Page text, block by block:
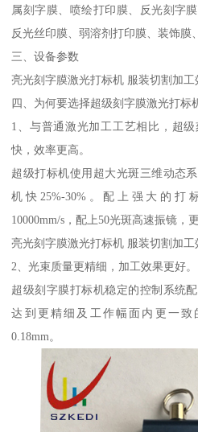
属刻字膜、喷绘打印膜、反光刻字
反光丝印膜、弱溶剂打印膜、装饰膜
三、设备参数
亮光刻字膜激光打标机 服装切割加
四、为何要选择超级刻字膜激光打标
1、与普通激光加工工艺相比，超
快，效率更高。
超级打标机使用超大光斑三维动态
机快25%-30%。配上强大的
10000mm/s，配上50光斑高速振镜，
亮光刻字膜激光打标机 服装切割加
2、光束质量更精细，加工效果更好。
超级刻字膜打标机稳定的控制系统
达到更精细及工作幅面内更一
0.18mm。